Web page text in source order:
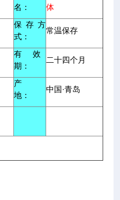
名：
体
保 存 方
式：
常温保存
有 效
期：
二十四个月
产
地：
中国·青岛